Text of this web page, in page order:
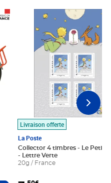
Livraison offerte
La Poste
Collector 4 timbres - Le Petit
- Lettre Verte
20g / France
Prix 7,50€